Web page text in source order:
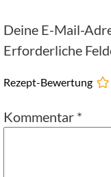
Deine E-Mail-
Erforderliche
Rezept-Bewertung
Kommentar *